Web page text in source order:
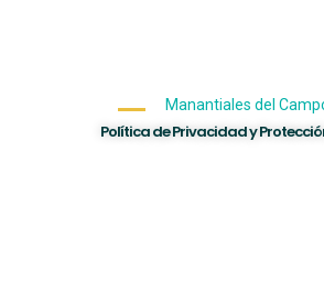
Manantiales del
Política de Privacidad y